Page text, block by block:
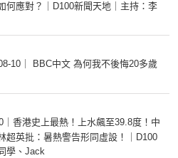
何應對？｜D100新聞天地｜主持：李
10｜ BBC中文 為何我不後悔20多歲
｜香港史上最熱！上水飆至39.8度！中
超英批：暑熱警告形同虛設！｜D100
學、Jack